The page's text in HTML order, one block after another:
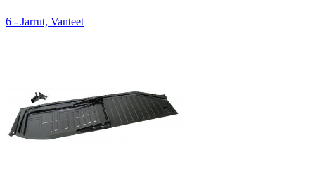
6 - Jarrut, Vanteet